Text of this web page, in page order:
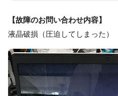
【故障のお問い合わせ内容】
液晶破損（圧迫してしまった）